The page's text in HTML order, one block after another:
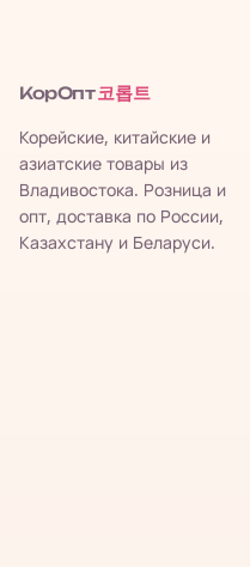
КорОпт 코롭트
Корейские, китайские и
азиатские товары из
Владивостока. Розница и
опт, доставка по России,
Казахстану и Беларуси.